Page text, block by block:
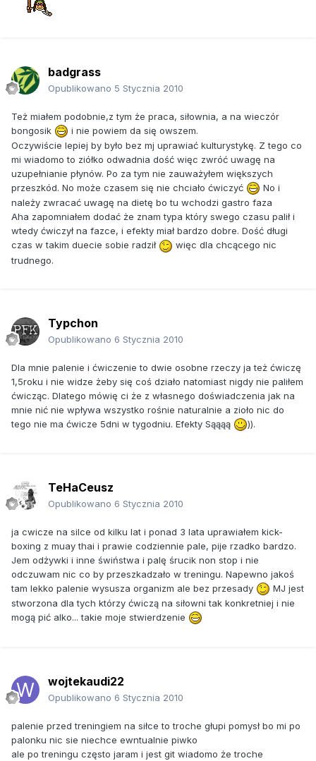
badgrass
Opublikowano 5 Stycznia 2010
Też miałem podobnie,z tym że praca, siłownia, a na wieczór
bongosik
i nie powiem da się owszem.
Oczywiście lepiej by było bez mj uprawiać kulturystykę. Z tego co
mi wiadomo to ziółko odwadnia dość więc zwróć uwagę na
uzupełnianie płynów. Po za tym nie zauważyłem większych
przeszkód. No może czasem się nie chciało ćwiczyć
No i
należy zwracać uwagę na dietę bo tu wchodzi gastro faza
Aha zapomniałem dodać że znam typa który swego czasu palił i
wtedy ćwiczył na fazce, i efekty miał bardzo dobre. Dość długi
czas w takim duecie sobie radził
więc dla chcącego nic
trudnego.
Typchon
Opublikowano 6 Stycznia 2010
Dla mnie palenie i ćwiczenie to dwie osobne rzeczy ja też ćwiczę
1,5roku i nie widze żeby się coś działo natomiast nigdy nie paliłem
ćwicząc. Dlatego mówię ci że z własnego doświadczenia jak na
mnie nić nie wpływa wszystko rośnie naturalnie a zioło nic do
tego nie ma ćwicze 5dni w tygodniu. Efekty Sąąąą
)).
TeHaCeusz
Opublikowano 6 Stycznia 2010
ja cwicze na silce od kilku lat i ponad 3 lata uprawiałem kick-
boxing z muay thai i prawie codziennie pale, pije rzadko bardzo.
Jem odżywki i inne świństwa i palę śrucik non stop i nie
odczuwam nic co by przeszkadzało w treningu. Napewno jakoś
tam lekko palenie wysusza organizm ale bez przesady
MJ jest
stworzona dla tych którzy ćwiczą na siłowni tak konkretniej i nie
mogą pić alko... takie moje stwierdzenie
wojtekaudi22
Opublikowano 6 Stycznia 2010
palenie przed treningiem na siłce to troche głupi pomysł bo mi po
palonku nic sie niechce ewntualnie piwko
ale po treningu często jaram i jest git wiadomo że troche